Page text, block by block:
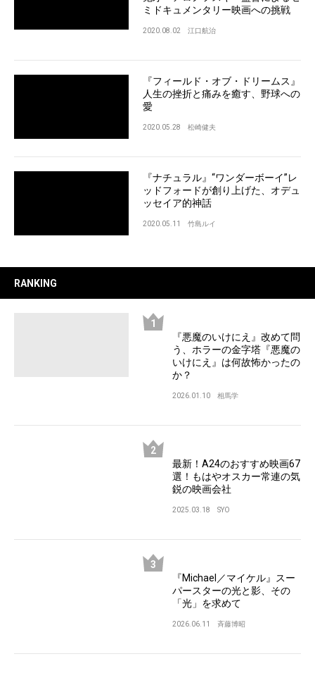
ミドキュメンタリー映画への挑戦
2020.08.02 江口航治
『フィールド・オブ・ドリームス』
人生の挫折と痛みを癒す、野球への
愛
2020.05.28 松崎健夫
『ナチュラル』“ワンダーボーイ”レ
ッドフォードが創り上げた、オデュ
ッセイア的神話
2020.05.11 竹島ルイ
RANKING
『悪魔のいけにえ』改めて問
う、ホラーの金字塔『悪魔の
いけにえ』は何故怖かったの
か？
2026.01.10 相馬学
最新！A24のおすすめ映画67
選！もはやオスカー常連の気
鋭の映画会社
2025.03.18 SYO
『Michael／マイケル』スー
パースターの光と影、その
「光」を求めて
2026.06.11 斉藤博昭